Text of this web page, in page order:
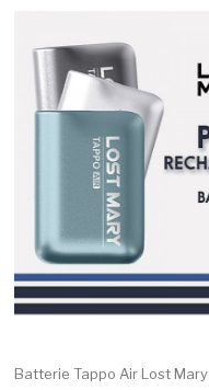
Batterie Tappo Air Lost Mary